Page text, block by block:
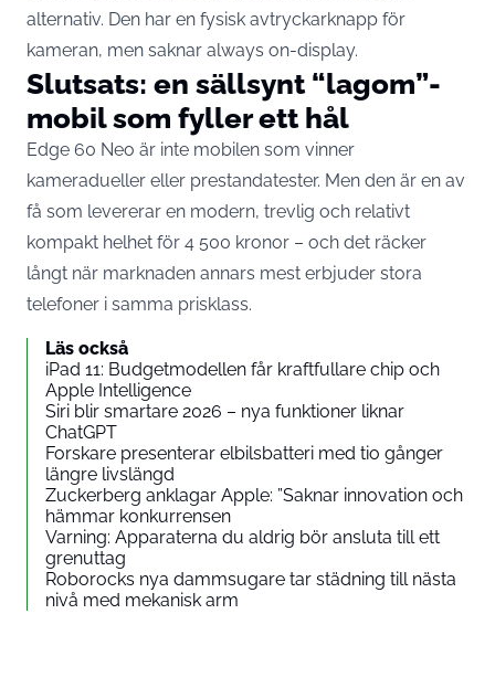
alternativ. Den har en fysisk avtryckarknapp för
kameran, men saknar always on-display.
Slutsats: en sällsynt “lagom”-
mobil som fyller ett hål
Edge 60 Neo är inte mobilen som vinner
kameradueller eller prestandatester. Men den är en av
få som levererar en modern, trevlig och relativt
kompakt helhet för 4 500 kronor – och det räcker
långt när marknaden annars mest erbjuder stora
telefoner i samma prisklass.
Läs också
iPad 11: Budgetmodellen får kraftfullare chip och
Apple Intelligence
Siri blir smartare 2026 – nya funktioner liknar
ChatGPT
Forskare presenterar elbilsbatteri med tio gånger
längre livslängd
Zuckerberg anklagar Apple: ”Saknar innovation och
hämmar konkurrensen
Varning: Apparaterna du aldrig bör ansluta till ett
grenuttag
Roborocks nya dammsugare tar städning till nästa
nivå med mekanisk arm